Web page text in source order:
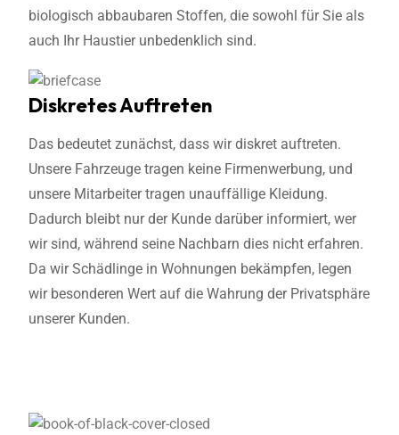
biologisch abbaubaren Stoffen, die sowohl für Sie als
auch Ihr Haustier unbedenklich sind.
Diskretes Auftreten
Das bedeutet zunächst, dass wir diskret auftreten.
Unsere Fahrzeuge tragen keine Firmenwerbung, und
unsere Mitarbeiter tragen unauffällige Kleidung.
Dadurch bleibt nur der Kunde darüber informiert, wer
wir sind, während seine Nachbarn dies nicht erfahren.
Da wir Schädlinge in Wohnungen bekämpfen, legen
wir besonderen Wert auf die Wahrung der Privatsphäre
unserer Kunden.